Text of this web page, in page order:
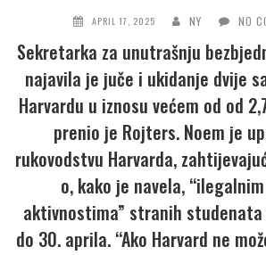
APRIL 17, 2025 NY NO
Sekretarka za unutrašnju
najavila je juče i ukidanje dvije
Harvardu u iznosu većem od od
prenio je Rojters. Noem je
rukovodstvu Harvarda,
o, kako je navela,
aktivnostima” stranih
do 30. aprila. “Ako Harvard ne